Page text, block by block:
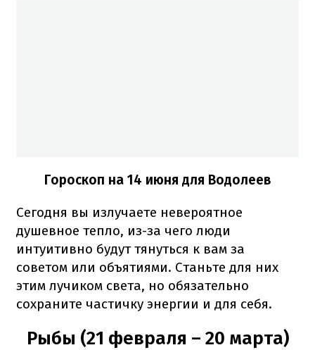
Гороскоп на 14 июня для Водолеев
Сегодня вы излучаете невероятное
душевное тепло, из-за чего люди
интуитивно будут тянуться к вам за
советом или объятиями. Станьте для них
этим лучиком света, но обязательно
сохраните частичку энергии и для себя.
Рыбы (21 февраля – 20 марта)